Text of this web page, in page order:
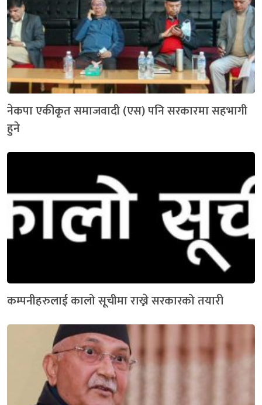
नेकपा एकीकृत समाजवादी (एस) पनि सरकारमा सहभागी
हुने
कम्पनीहरुलाई कालो सूचीमा राख्ने सरकारको तयारी